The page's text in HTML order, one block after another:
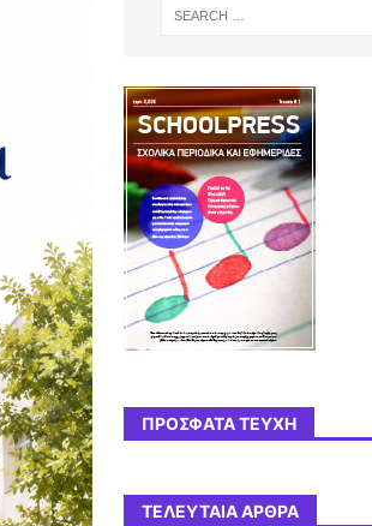
ΠΡΌΣΦΑΤΑ ΤΕΎΧΗ
ΤΕΛΕΥΤΑΊΑ ΆΡΘΡΑ